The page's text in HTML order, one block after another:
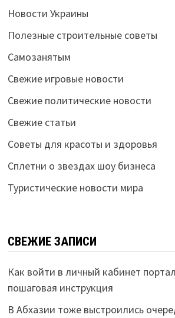
Новости Украины
Полезные строительные советы
Самозанятым
Свежие игровые новости
Свежие политические новости
Свежие статьи
Советы для красоты и здоровья
Сплетни о звездах шоу бизнеса
Туристические новости мира
СВЕЖИЕ ЗАПИСИ
Как войти в личный кабинет
пошаговая инструкция
В Абхазии тоже выстроились